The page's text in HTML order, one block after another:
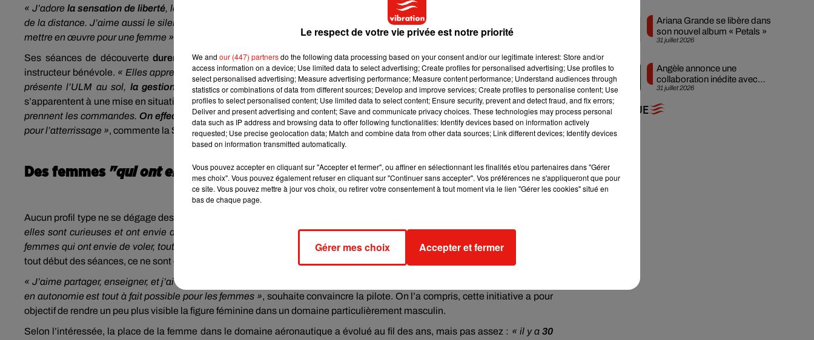
« J’adore la sensation de liberté, le plaisir du pilotage, s’envoler pour découvrir la beauté et la fragilité de la Terre
de la distance. J’aime aussi le silence des planeurs et la légèreté des aéronefs ultralégers multiaxes, qui sont très faciles à
mettre en œuvre pour une femme »
Ses séances de découvertedurent une heure . Lors de la première demi-heure, les participantes sont au sol avec un
instructeur bénévole. « Elles apprennent à prendre les repères nécessaires au pilotage et à la navigation aérienne. On leur
présente l’ULM au sol, la gestion des commandes», explique la professeure. Puis ensuite, les 30 dernières minutes
s’apparentent à une mise en situation et une initiation au pilotage, en conditions réelles.« Elles font le roulage, le décollage,
prennent les commandes. On effectue un petit vol stabilisé, des virages, puis le retour et l’intégration sur le circuit de piste
pour l’atterrissage », commente la Sarthoise.
Des femmes "qui ont envie de voler"
Aucun profil type ne se dégage des participantes, d’après Corinne Herbelin :
elles sont curieuses et ont envie de découvrir cette sensation de voler, de s’offrir un instant pour elle-même. Ce sont des
femmes qui ont envie de voler, tout simplement. »
Si l’instructrice évoque « une appréhension naturelle »pour certaines
tout début des séances, ce ne sont ensuite que
« beaucoup de plaisir et de la joie »
qui se dégagent de ces initiations.
« J’aime partager, enseigner, et j’ai envie de leur montrer que
en autonomie est tout à fait possible pour les femmes », souhaite convaincre la pilote. On l’a compris, cette initiative a pour
objectif de rendre un peu plus visible la figure féminine dans un domaine particulièrement masculin.
Selon l’intéressée, la place de la femme dans le domaine aéronautique a évolué au fil des ans, mais pas assez : « il y a 30
31 juillet 2026
Ariana Grande se libère dans
son nouvel album « Petals »
31 juillet 2026
Angèle annonce une
collaboration inédite avec
Amelie Lens
+ DE MUSIQUE
Le respect de votre vie privée est notre priorité
We and our (447) partnersdo the following data processing based on your consent and/or our legitimate interest: Store and/or
access information on a device; Use limited data to select advertising; Create profiles for personalised advertising; Use profiles to
select personalised advertising; Measure advertising performance; Measure content performance; Understand audiences through
statistics or combinations of data from different sources; Develop and improve services; Create profiles to personalise content; Use
profiles to select personalised content; Use limited data to select content; Ensure security, prevent and detect fraud, and fix errors;
Deliver and present advertising and content; Save and communicate privacy choices. These technologies may process personal
data such as IP address and browsing data to offer following functionalities: Identify devices based on information actively
requested; Use precise geolocation data; Match and combine data from other data sources; Link different devices; Identify devices
based on information transmitted automatically.
Vous pouvez accepter en cliquant sur "Accepter et fermer", ou affiner en sélectionnant les finalités et/ou partenaires dans "Gérer
mes choix". Vous pouvez également refuser en cliquant sur "Continuer sans accepter". Vos préférences ne s'appliqueront que pour
ce site. Vous pouvez mettre à jour vos choix, ou retirer votre consentement à tout moment via le lien "Gérer les cookies" situé en
bas de chaque page.
Gérer mes choix Accepter et fermer